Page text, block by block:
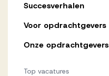
Succesverhalen
Voor opdrachtgevers
Onze opdrachtgevers
Top vacatures